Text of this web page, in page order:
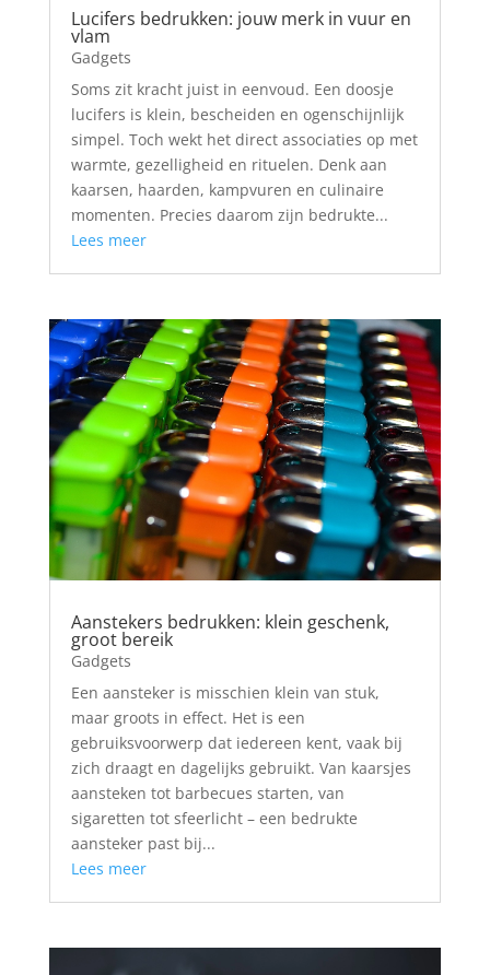
Lucifers bedrukken: jouw merk in vuur en
vlam
Gadgets
Soms zit kracht juist in eenvoud. Een doosje
lucifers is klein, bescheiden en ogenschijnlijk
simpel. Toch wekt het direct associaties op met
warmte, gezelligheid en rituelen. Denk aan
kaarsen, haarden, kampvuren en culinaire
momenten. Precies daarom zijn bedrukte...
Lees meer
Aanstekers bedrukken: klein geschenk,
groot bereik
Gadgets
Een aansteker is misschien klein van stuk,
maar groots in effect. Het is een
gebruiksvoorwerp dat iedereen kent, vaak bij
zich draagt en dagelijks gebruikt. Van kaarsjes
aansteken tot barbecues starten, van
sigaretten tot sfeerlicht – een bedrukte
aansteker past bij...
Lees meer